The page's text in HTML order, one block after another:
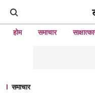
होम समाचार
समाचार